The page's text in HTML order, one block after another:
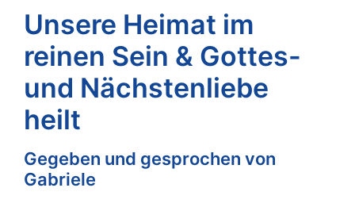
Unsere Heimat im
reinen Sein & Gottes-
und Nächstenliebe
heilt
Gegeben und gesprochen von
Gabriele